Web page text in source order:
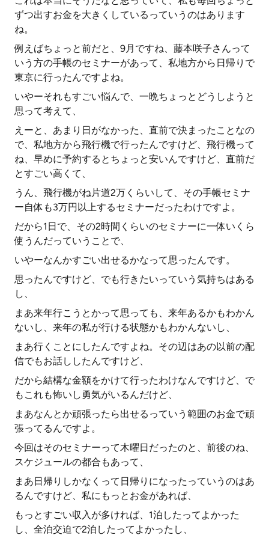
ずつ出すお金を大きくしているっていうのはあります
ね。
例えばちょっと前だと、9月ですね、藤本咲子さんって
いう方の手帳のセミナーがあって、私地方から日帰りで
東京に行ったんですよね。
いやーそれもすごい悩んで、一晩ちょっとどうしようと
思って考えて、
えーと、あまり日がなかった、直前で決まったことなの
で、私地方から飛行機で行ったんですけど、飛行機って
ね、早めに予約するとちょっと安いんですけど、直前だ
とすごい高くて、
うん、飛行機がね片道2万くらいして、その手帳セミナ
ー自体も3万円以上するセミナーだったわけですよ。
だから1日で、その2時間くらいのセミナーに一体いくら
使うんだっていうことで、
いやーなんかすごい出せるかなって思ったんです。
思ったんですけど、でも行きたいっていう気持ちはある
し、
まあ来年行こうとかって思っても、来年あるかもわかん
ないし、来年の私が行ける状態かもわかんないし、
まあ行くことにしたんですよね。その辺はあの以前の配
信でもお話ししたんですけど、
だから結構な金額をかけて行ったわけなんですけど、で
もこれも怖いし勇気がいるんだけど、
まあなんとか頑張ったら出せるっていう範囲のお金で頑
張ってるんですよ。
今回はそのセミナーって木曜日だったのと、前後のね、
スケジュールの都合もあって、
まあ日帰りしかなくって日帰りになったっていうのはあ
るんですけど、私にもっとお金があれば、
もっとすごい収入が多ければ、1泊したってよかった
し、全泊交迫で2泊したってよかったし、